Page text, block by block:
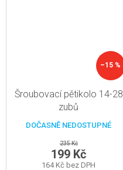
–15 %
Šroubovací pětikolo 14-28
zubů
DOČASNĚ NEDOSTUPNÉ
235 Kč
164 Kč bez DPH
199 Kč